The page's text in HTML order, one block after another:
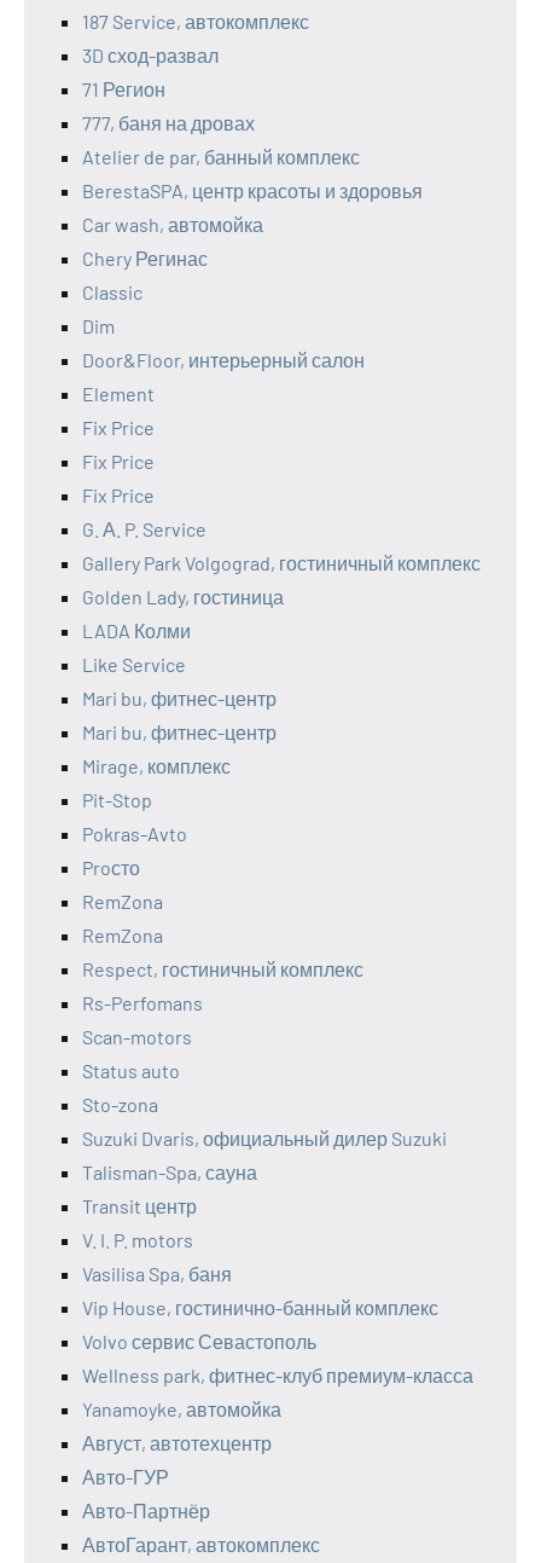
187 Service, автокомплекс
3D сход-развал
71 Регион
777, баня на дровах
Atelier de par, банный комплекс
BerestaSPA, центр красоты и здоровья
Car wash, автомойка
Chery Регинас
Classic
Dim
Door&Floor, интерьерный салон
Element
Fix Price
Fix Price
Fix Price
G. А. P. Service
Gallery Park Volgograd, гостиничный комплекс
Golden Lady, гостиница
LADA Колми
Like Service
Mari bu, фитнес-центр
Mari bu, фитнес-центр
Mirage, комплекс
Pit-Stop
Pokras-Avto
Proсто
RemZona
RemZona
Respect, гостиничный комплекс
Rs-Perfomans
Scan-motors
Status auto
Sto-zona
Suzuki Dvaris, официальный дилер Suzuki
Talisman-Spa, сауна
Transit центр
V. I. P. motors
Vasilisa Spa, баня
Vip House, гостинично-банный комплекс
Volvo сервис Севастополь
Wellness park, фитнес-клуб премиум-класса
Yanamoyke, автомойка
Август, автотехцентр
Авто-ГУР
Авто-Партнёр
АвтоГарант, автокомплекс